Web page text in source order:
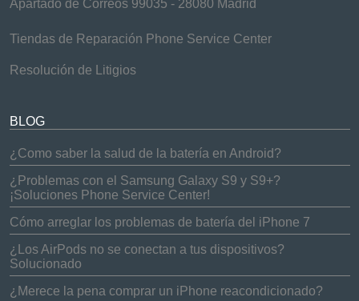
Apartado de Correos 99035 - 28080 Madrid
Tiendas de Reparación Phone Service Center
Resolución de Litigios
BLOG
¿Como saber la salud de la batería en Android?
¿Problemas con el Samsung Galaxy S9 y S9+?
¡Soluciones Phone Service Center!
Cómo arreglar los problemas de batería del iPhone 7
¿Los AirPods no se conectan a tus dispositivos?
Solucionado
¿Merece la pena comprar un iPhone reacondicionado?